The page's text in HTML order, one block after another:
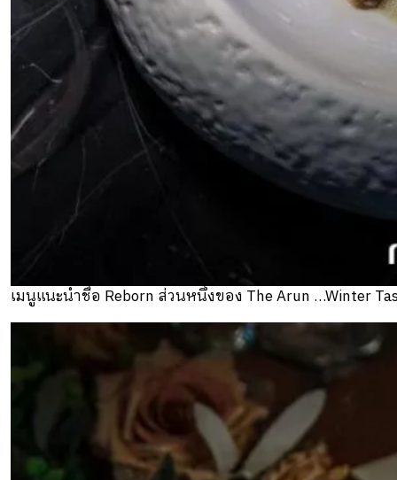
เมนูแนะนำชื่อ Reborn ส่วนหนึ่งของ The Arun …Winter